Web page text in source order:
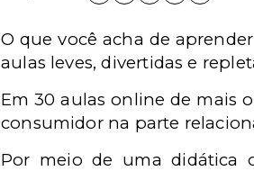
O que você acha de
aulas leves, divertidas e
Em 30 aulas online de mais
consumidor na parte
Por meio de uma didática